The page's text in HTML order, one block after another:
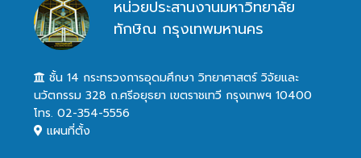
หน่วยประสานงานมหาวิทยาลัย
ทักษิณ กรุงเทพมหานคร
ชั้น 14 กระทรวงการอุดมศึกษา วิทยาศาสตร์ วิจัยและ
นวัตกรรม 328 ถ.ศรีอยุธยา เขตราชเทวี กรุงเทพฯ 10400
โทร. 02-354-5556
แผนที่ตั้ง